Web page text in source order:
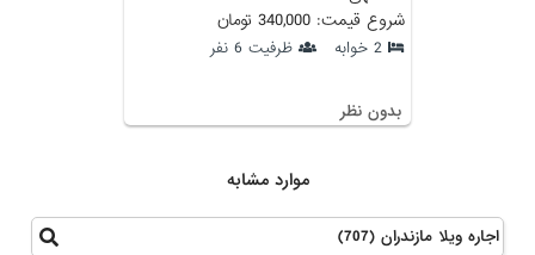
شروع قیمت: 340,000 تومان
2 خوابه ظرفیت 6 نفر
بدون نظر
موارد مشابه
اجاره ویلا مازندران (707)